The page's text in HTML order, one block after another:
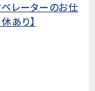
レーターのお仕
あり】